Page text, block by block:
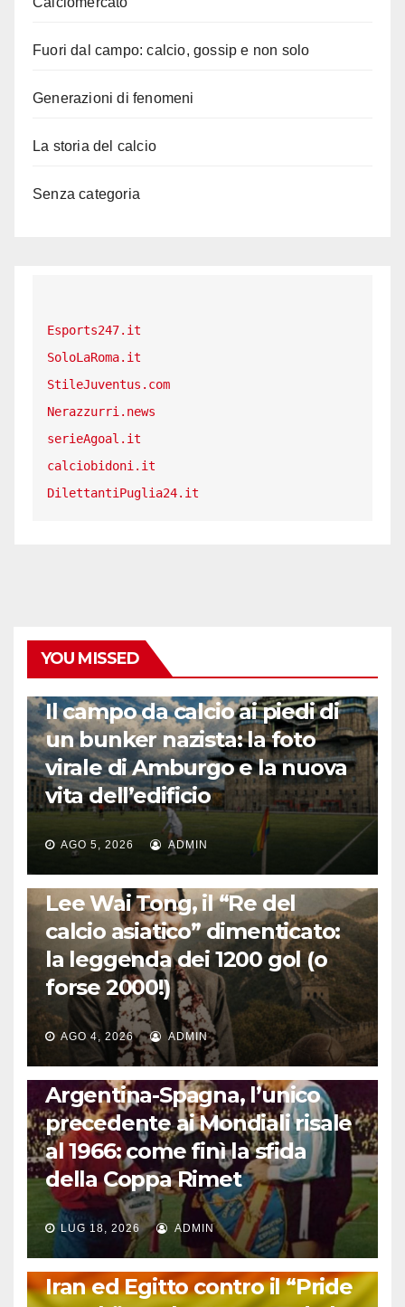
Fuori dal campo: calcio, gossip e non solo
Generazioni di fenomeni
La storia del calcio
Senza categoria
Esports247.it
SoloLaRoma.it
StileJuventus.com
Nerazzurri.news
serieAgoal.it
calciobidoni.it
DilettantiPuglia24.it
YOU MISSED
Il campo da calcio ai piedi di
un bunker nazista: la foto
virale di Amburgo e la nuova
vita dell’edificio
AGO 5, 2026 ADMIN
LA STORIA DEL CALCIO
Lee Wai Tong, il “Re del
calcio asiatico” dimenticato:
la leggenda dei 1200 gol (o
forse 2000!)
AGO 4, 2026 ADMIN
CALCIO INTERNAZIONALE
Argentina-Spagna, l’unico
precedente ai Mondiali risale
al 1966: come finì la sfida
della Coppa Rimet
LUG 18, 2026 ADMIN
FUORI DAL CAMPO: CALCIO, GOSSIP E NON SOLO
Iran ed Egitto contro il “Pride